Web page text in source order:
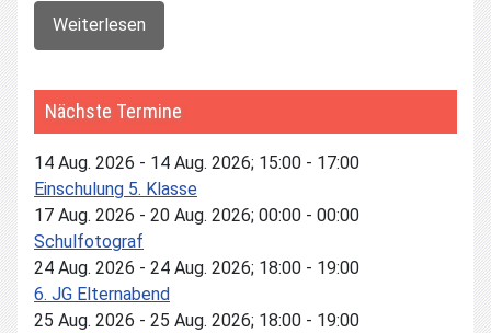
Weiterlesen
Nächste Termine
14 Aug. 2026 - 14 Aug. 2026; 15:00 - 17:00
Einschulung 5. Klasse
17 Aug. 2026 - 20 Aug. 2026; 00:00 - 00:00
Schulfotograf
24 Aug. 2026 - 24 Aug. 2026; 18:00 - 19:00
6. JG Elternabend
25 Aug. 2026 - 25 Aug. 2026; 18:00 - 19:00